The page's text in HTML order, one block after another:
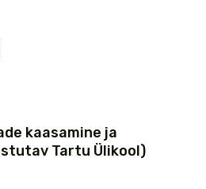
kaasamine ja
Tartu Ülikool)